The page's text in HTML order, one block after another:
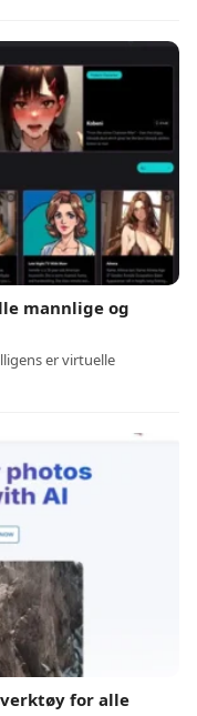
mannlige og
er virtuelle
for alle